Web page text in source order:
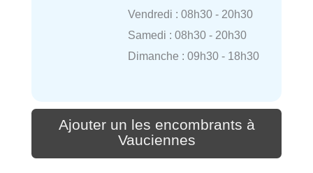
Vendredi : 08h30 - 20h30
Samedi : 08h30 - 20h30
Dimanche : 09h30 - 18h30
Ajouter un les encombrants à
Vauciennes